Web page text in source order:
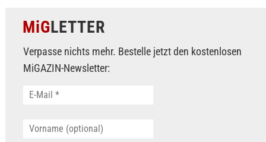
MiGLETTER
Verpasse nichts mehr. Bestelle jetzt den kostenlosen
MiGAZIN-Newsletter: